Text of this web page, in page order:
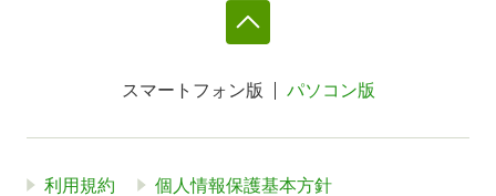
スマートフォン版 パソコン版
利用規約 個人情報保護基本方針